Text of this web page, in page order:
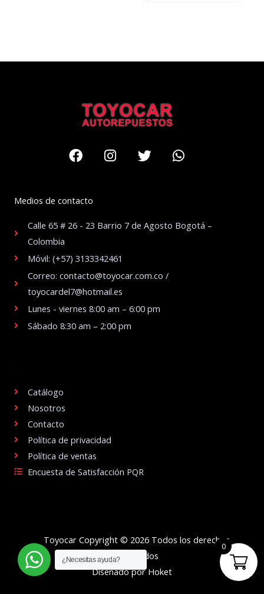
FacebookInstagram
TwitterWhatsapp
Medios de contacto
Calle 65 # 26 - 23 Barrio 7 de Agosto Bogotá –
Colombia
Móvil: (+57) 3133342461
Correo: contacto@toyocar.com.co /
toyocardel7@hotmail.es
Lunes - viernes 8:00 am – 6:00 pm
Sábado 8:30 am – 2:00 pm
Catálogo
Nosotros
Contacto
Política de privacidad
Política de ventas
Encuesta de Satisfacción PQR
Toyocar Copyright © 2026 Todos los derechos
reservados
Diseñado por Hoket
¿Necesitas ayuda?
0